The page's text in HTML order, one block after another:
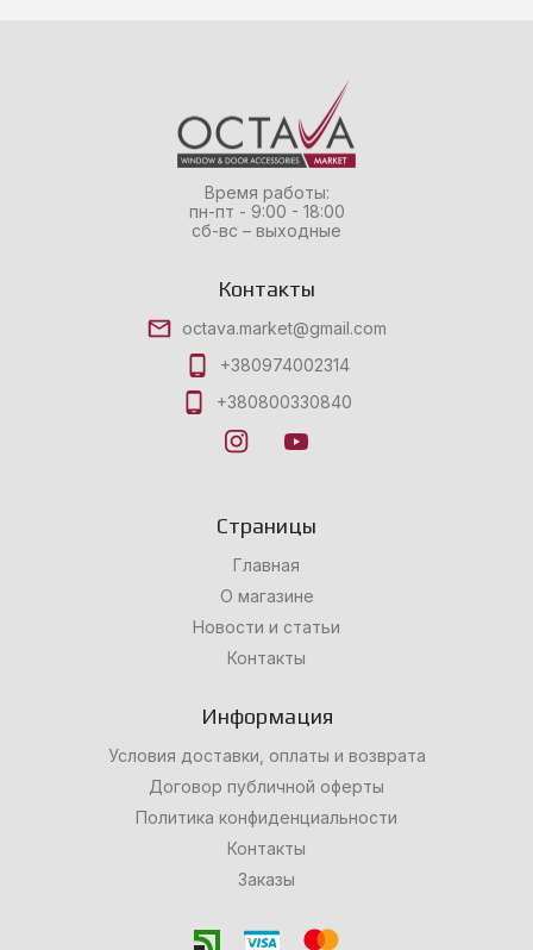
Время работы:
пн-пт - 9:00 - 18:00
сб-вс – выходные
Контакты
octava.market@gmail.com
+380974002314
+380800330840
Страницы
Главная
О магазине
Новости и статьи
Контакты
Информация
Условия доставки, оплаты и возврата
Договор публичной оферты
Политика конфиденциальности
Контакты
Заказы